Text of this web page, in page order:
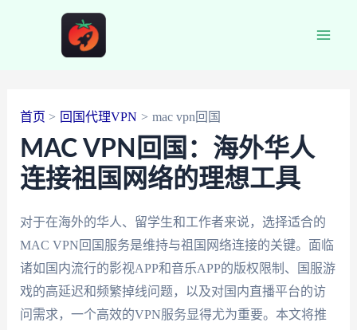
首页 回国代理VPN mac vpn回国
MAC VPN回国：海外华人
连接祖国网络的理想工具
对于在海外的华人、留学生和工作者来说，选择适合的
MAC VPN回国服务是维持与祖国网络连接的关键。面临
诸如国内流行的影视APP和音乐APP的版权限制、国服游
戏的高延迟和频繁掉线问题，以及对国内直播平台的访
问需求，一个高效的VPN服务显得尤为重要。本文将推